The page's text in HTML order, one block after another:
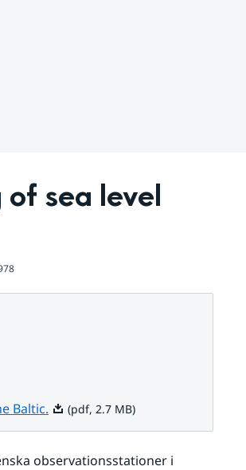
sea level
Baltic.Pdf, 2.7 MB.
(pdf, 2.7 MB)
observationsstationer i